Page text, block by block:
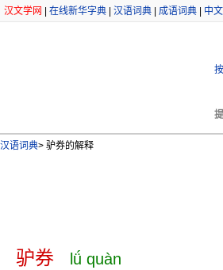
汉文学网 在线新华字典 汉语词典 成语词典 中
汉语词典> 驴券的解释
驴券 lǘ quàn